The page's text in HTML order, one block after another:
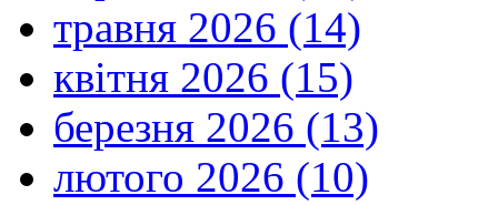
травня 2026 (14)
квітня 2026 (15)
березня 2026 (13)
лютого 2026 (10)